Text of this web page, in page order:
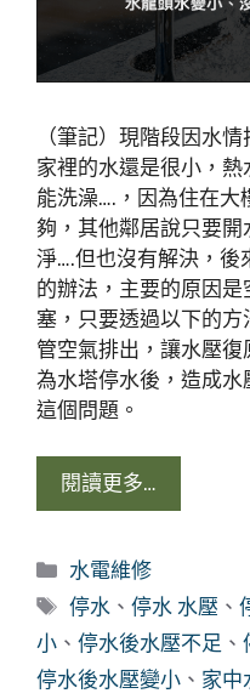
（筆記）現階段因水
家裡的水還是很小，
能洗澡….，因為住在大
夠，其他鄰居說只要
淨….但也沒有解決，後
的辦法，主要的原因
塞，只要透過以下的
管空氣排出，讓水壓
為水塔停水後，造成
這個問題。
閱讀更多…
分
類
水電維修
標
籤
停水 、停水 水壓 、
小 、 停水後水壓不足 、
停水後水壓變小 、 家中